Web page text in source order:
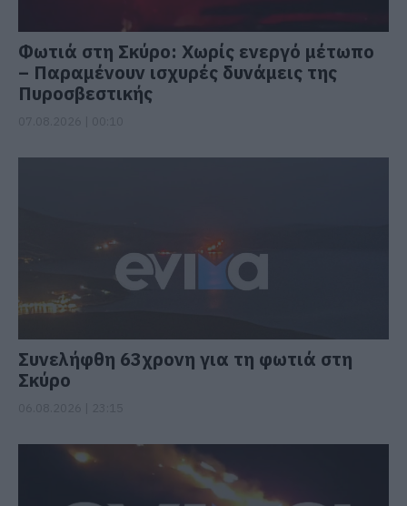
Φωτιά στη Σκύρο: Χωρίς ενεργό μέτωπο
– Παραμένουν ισχυρές δυνάμεις της
Πυροσβεστικής
Συνελήφθη 63χρονη για τη φωτιά στη
Σκύρο